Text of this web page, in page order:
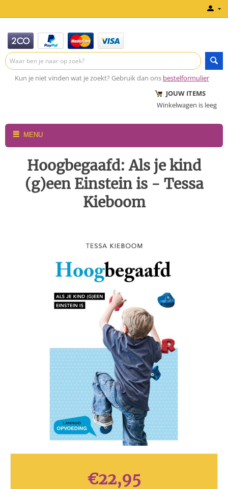
Kun je niet vinden wat je zoekt? Gebruik dan ons bestelformulier
JOUW ITEMS
Winkelwagen is leeg
MENU
Hoogbegaafd: Als je kind
(g)een Einstein is - Tessa
Kieboom
€22,95